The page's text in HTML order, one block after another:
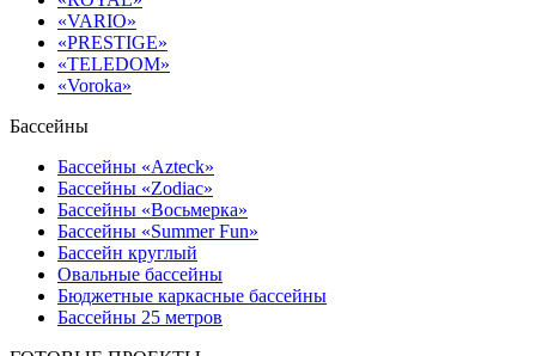
«VARIO»
«PRESTIGE»
«TELEDOM»
«Voroka»
Бассейны
Бассейны «Azteck»
Бассейны «Zodiac»
Бассейны «Восьмерка»
Бассейны «Summer Fun»
Бассейн круглый
Овальные бассейны
Бюджетные каркасные бассейны
Бассейны 25 метров